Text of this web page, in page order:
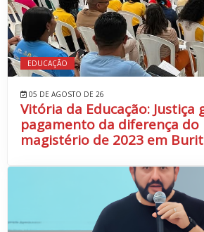
EDUCAÇÃO
05 DE AGOSTO DE 26
Vitória da Educação: Justiça
pagamento da diferença do
magistério de 2023 em